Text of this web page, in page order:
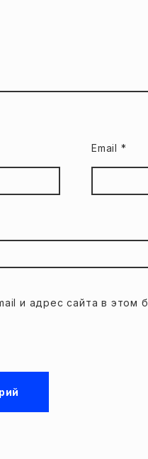
Email *
и адрес сайта в этом